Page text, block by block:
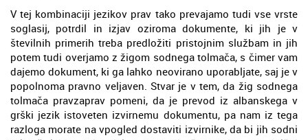
V tej kombinaciji jezikov prav tako prevajamo tudi vse vrste
soglasij, potrdil in izjav oziroma dokumente, ki jih je v
številnih primerih treba predložiti pristojnim službam in jih
potem tudi overjamo z žigom sodnega tolmača, s čimer vam
dajemo dokument, ki ga lahko neovirano uporabljate, saj je v
popolnoma pravno veljaven. Stvar je v tem, da žig sodnega
tolmača pravzaprav pomeni, da je prevod iz albanskega v
grški jezik istoveten izvirnemu dokumentu, pa nam iz tega
razloga morate na vpogled dostaviti izvirnike, da bi jih sodni